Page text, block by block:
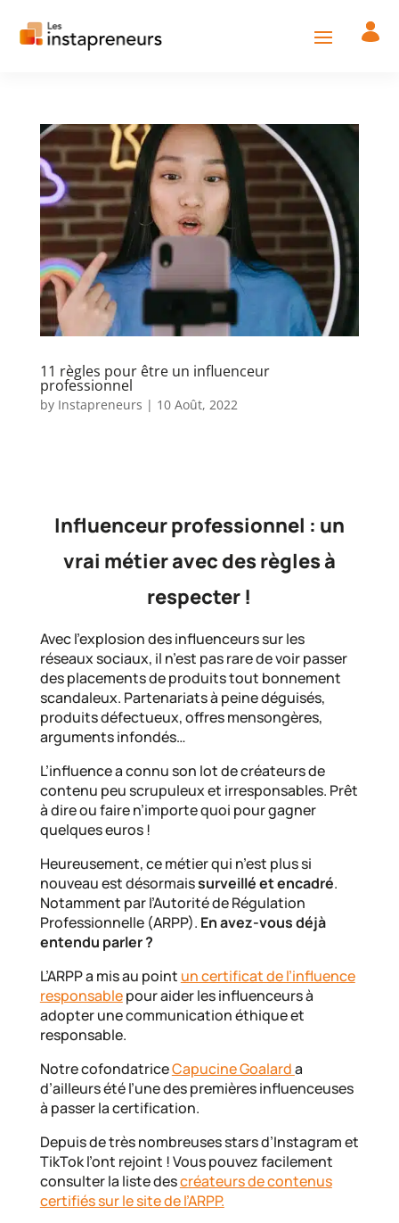
11 règles pour être un influenceur
professionnel
by Instapreneurs | 10 Août, 2022
Influenceur professionnel : un
vrai métier avec des règles à
respecter !
Avec l’explosion des influenceurs sur les
réseaux sociaux, il n’est pas rare de voir passer
des placements de produits tout bonnement
scandaleux. Partenariats à peine déguisés,
produits défectueux, offres mensongères,
arguments infondés…
L’influence a connu son lot de créateurs de
contenu peu scrupuleux et irresponsables. Prêt
à dire ou faire n’importe quoi pour gagner
quelques euros !
Heureusement, ce métier qui n’est plus si
nouveau est désormaissurveillé et encadré.
Notamment par l’Autorité de Régulation
Professionnelle (ARPP). En avez-vous déjà
entendu parler ?
L’ARPP a mis au point un certificat de l’influence
responsablepour aider les influenceurs à
adopter une communication éthique et
responsable.
Notre cofondatriceCapucine Goalarda
d’ailleurs été l’une des premières influenceuses
à passer la certification.
Depuis de très nombreuses stars d’Instagram et
TikTok l’ont rejoint ! Vous pouvez facilement
consulter la liste descréateurs de contenus
certifiés sur le site de l’ARPP.